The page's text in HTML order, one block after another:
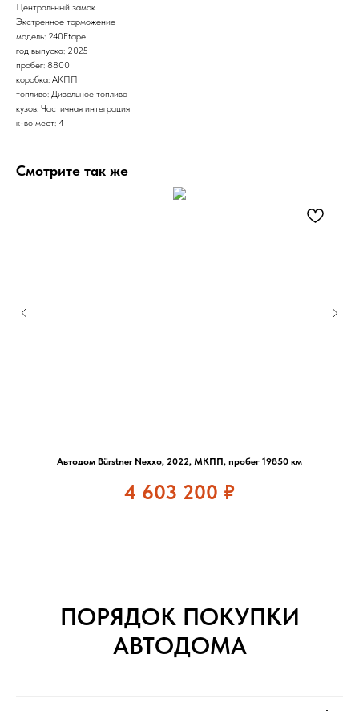
Центральный замок
Экстренное торможение
модель: 240Etape
год выпуска: 2025
пробег: 8800
коробка: АКПП
топливо: Дизельное топливо
кузов: Частичная интеграция
к-во мест: 4
Смотрите так же
Автодом Bürstner Nexxo, 2022, МКПП, пробег 19850 км
4 603 200 ₽
ПОРЯДОК ПОКУПКИ
АВТОДОМА